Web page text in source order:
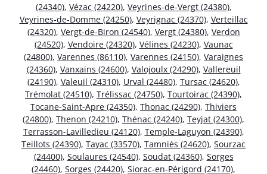
(24340), Vézac (24220), Veyrines-de-Vergt (24380),
Veyrines-de-Domme (24250), Veyrignac (24370), Verteillac
(24320), Vergt-de-Biron (24540), Vergt (24380), Verdon
(24520), Vendoire (24320), Vélines (24230), Vaunac
(24800), Varennes (86110), Varennes (24150), Varaignes
(24360), Vanxains (24600), Valojoulx (24290), Vallereuil
(24190), Valeuil (24310), Urval (24480), Tursac (24620),
Trémolat (24510), Trélissac (24750), Tourtoirac (24390),
Tocane-Saint-Apre (24350), Thonac (24290), Thiviers
(24800), Thenon (24210), Thénac (24240), Teyjat (24300),
Terrasson-Lavilledieu (24120), Temple-Laguyon (24390),
Teillots (24390), Tayac (33570), Tamniès (24620), Sourzac
(24400), Soulaures (24540), Soudat (24360), Sorges
(24460), Sorges (24420), Siorac-en-Périgord (24170),